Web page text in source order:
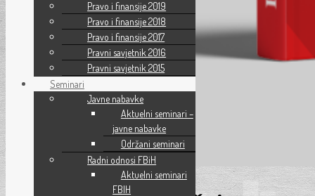
Pravo i finansije 2019
Pravo i finansije 2018
Pravo i finansije 2017
Pravni savjetnik 2016
Pravni savjetnik 2015
Seminari
Javne nabavke
Aktuelni seminari –
javne nabavke
Održani seminari
Radni odnosi FBiH
Aktuelni seminari
FBIH